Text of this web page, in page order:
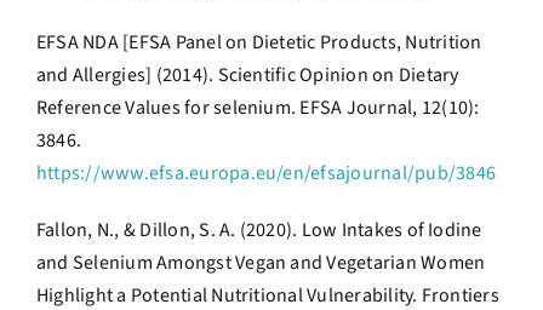
EFSA NDA [EFSA Panel on Dietetic Products, Nutrition
and Allergies] (2014). Scientific Opinion on Dietary
Reference Values for selenium. EFSA Journal, 12(10):
3846.
https://www.efsa.europa.eu/en/efsajournal/pub/3846
Fallon, N., & Dillon, S. A. (2020). Low Intakes of Iodine
and Selenium Amongst Vegan and Vegetarian Women
Highlight a Potential Nutritional Vulnerability. Frontiers